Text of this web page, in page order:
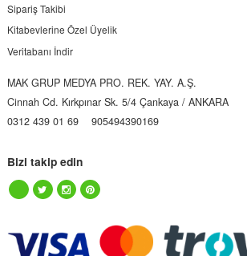
Sipariş Takibi
Kitabevlerine Özel Üyelik
Veritabanı İndir
MAK GRUP MEDYA PRO. REK. YAY. A.Ş.
Cinnah Cd. Kırkpınar Sk. 5/4 Çankaya / ANKARA
0312 439 01 69
905494390169
Bizi takip edin